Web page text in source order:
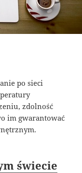
po sieci
zdolność
im gwarantować
świecie